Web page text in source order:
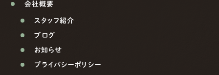
会社概要
スタッフ紹介
ブログ
お知らせ
プライバシーポリシー